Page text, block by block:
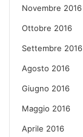
Novembre 2016
Ottobre 2016
Settembre 2016
Agosto 2016
Giugno 2016
Maggio 2016
Aprile 2016